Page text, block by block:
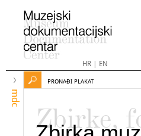
HR| EN
mdc
PRONAĐI PLAKAT
Zbirke,